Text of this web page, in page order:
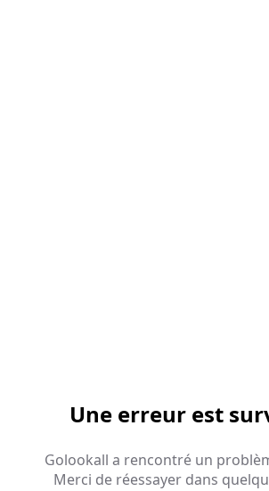
Une erreur est
Golookall a rencontré un
Merci de réessayer dans